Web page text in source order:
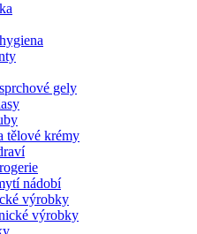
gely
tělové krémy
nádobí
výrobky
výrobky